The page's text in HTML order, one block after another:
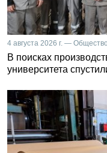
4 августа 2026 г. — Общество
В поисках
университета